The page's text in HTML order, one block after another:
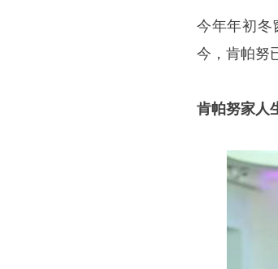
今年年初冬
今，肯帕努
肯帕努家人